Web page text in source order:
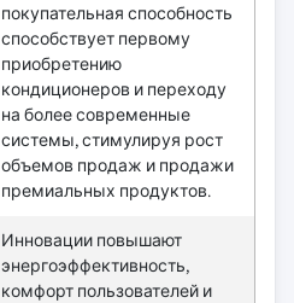
покупательная способность
способствует первому
приобретению
кондиционеров и переходу
на более современные
системы, стимулируя рост
объемов продаж и продажи
премиальных продуктов.
Инновации повышают
энергоэффективность,
комфорт пользователей и